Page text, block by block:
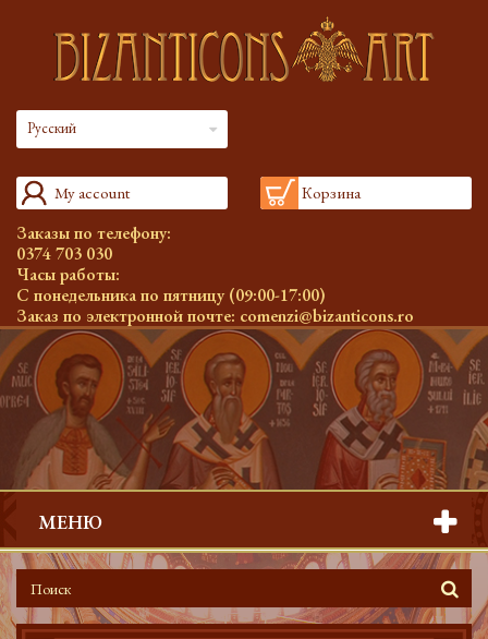
Русский
My account Корзина
Заказы по телефону:
0374 703 030
Часы работы:
С понедельника по пятницу (09:00-17:00)
Заказ по электронной почте: comenzi@bizanticons.ro
МЕНЮ